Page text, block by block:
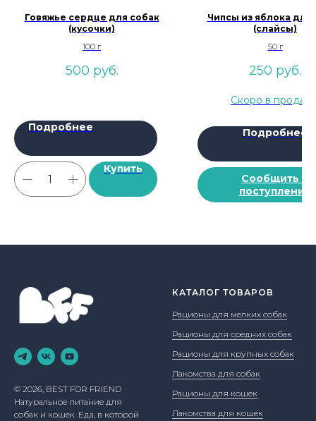
Говяжье сердце для собак
(кусочки)
100 г
500 руб.
Подробнее
Купить
Чипсы из яблока для
(слайсы)
50 г
250 руб.
Подробнее
Сообщить о
поступлении
© 2026, BEST FOR FRIEND
Натуральное питание для
собак и кошек. Еда, в которой
КАТАЛОГ ТОВАРОВ
Рационы для мелких собак
Рационы для средних собак
Рационы для крупных собак
Лакомства для собак
Рационы для кошек
Лакомства для кошек